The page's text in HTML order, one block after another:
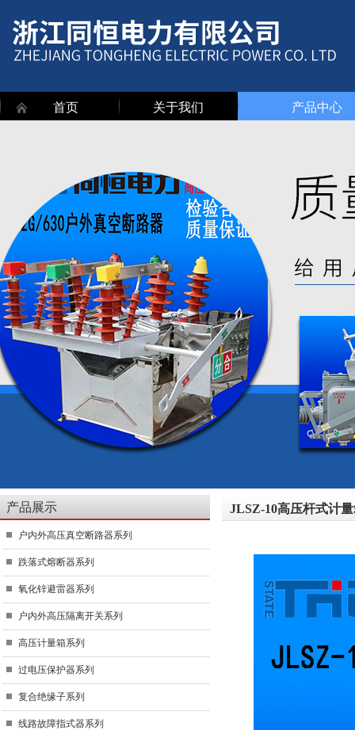
首页 关于我们 产品中心
产品展示
户内外高压真空断路器系列
跌落式熔断器系列
氧化锌避雷器系列
户内外高压隔离开关系列
高压计量箱系列
过电压保护器系列
复合绝缘子系列
线路故障指式器系列
JLSZ-10高压杆式计